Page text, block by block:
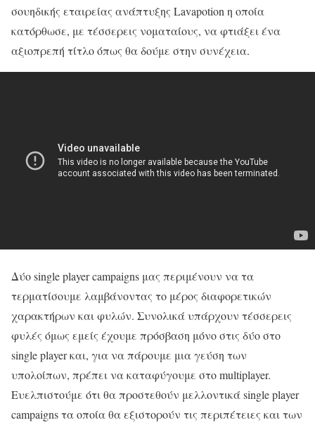
σουηδικής εταιρείας ανάπτυξης Lavapotion η οποία
κατόρθωσε, με τέσσερεις νοματαίους, να φτιάξει ένα
αξιοπρεπή τίτλο όπως θα δούμε στην συνέχεια.
Δύο single player campaigns μας περιμένουν να τα
τερματίσουμε λαμβάνοντας το μέρος διαφορετικών
χαρακτήρων και φυλών. Συνολικά υπάρχουν τέσσερεις
φυλές όμως εμείς έχουμε πρόσβαση μόνο στις δύο στο
single player και, για να πάρουμε μια γεύση των
υπολοίπων, πρέπει να καταφύγουμε στο multiplayer.
Ευελπιστούμε ότι θα προστεθούν μελλοντικά single player
campaigns τα οποία θα εξιστορούν τις περιπέτειες και των